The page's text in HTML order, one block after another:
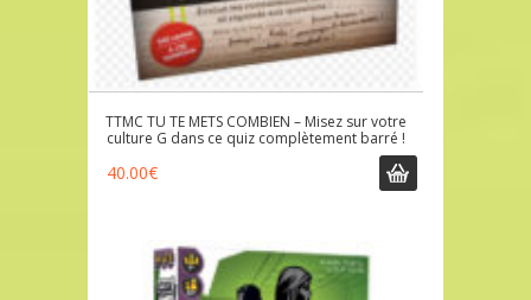
TTMC TU TE METS COMBIEN – Misez sur votre
culture G dans ce quiz complètement barré !
40.00€